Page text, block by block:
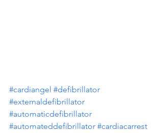
#cardiangel #defibrillator
#externaldefibrillator
#automaticdefibrillator
#automateddefibrillator #cardiacarrest